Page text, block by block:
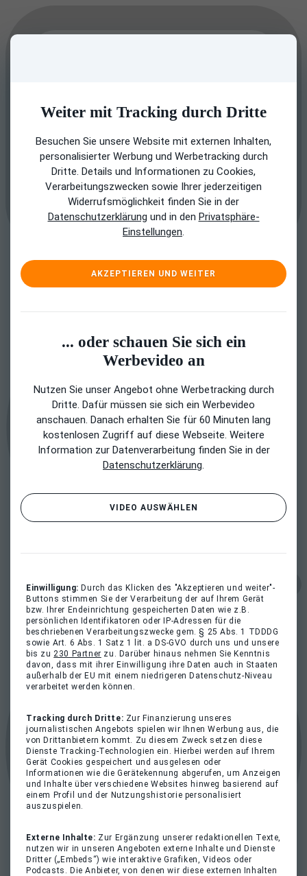
Weiter mit Tracking durch Dritte
Besuchen Sie unsere Website mit externen Inhalten,
personalisierter Werbung und Werbetracking durch
Dritte. Details und Informationen zu Cookies,
Verarbeitungszwecken sowie Ihrer jederzeitigen
Widerrufsmöglichkeit finden Sie in der
Datenschutzerklärung und in den Privatsphäre-
Einstellungen.
AKZEPTIEREN UND WEITER
... oder schauen Sie sich ein
Werbevideo an
Nutzen Sie unser Angebot ohne Werbetracking durch
Dritte. Dafür müssen sie sich ein Werbevideo
anschauen. Danach erhalten Sie für 60 Minuten lang
kostenlosen Zugriff auf diese Webseite. Weitere
Information zur Datenverarbeitung finden Sie in der
Datenschutzerklärung.
VIDEO AUSWÄHLEN
Einwilligung: Durch das Klicken des "Akzeptieren und weiter"-
Buttons stimmen Sie der Verarbeitung der auf Ihrem Gerät
bzw. Ihrer Endeinrichtung gespeicherten Daten wie z.B.
persönlichen Identifikatoren oder IP-Adressen für die
beschriebenen Verarbeitungszwecke gem. § 25 Abs. 1 TDDDG
sowie Art. 6 Abs. 1 Satz 1 lit. a DS-GVO durch uns und unsere
bis zu230 Partner zu. Darüber hinaus nehmen Sie Kenntnis
davon, dass mit ihrer Einwilligung ihre Daten auch in Staaten
außerhalb der EU mit einem niedrigeren Datenschutz-Niveau
verarbeitet werden können.
Tracking durch Dritte: Zur Finanzierung unseres
journalistischen Angebots spielen wir Ihnen Werbung aus, die
von Drittanbietern kommt. Zu diesem Zweck setzen diese
Dienste Tracking-Technologien ein. Hierbei werden auf Ihrem
Gerät Cookies gespeichert und ausgelesen oder
Informationen wie die Gerätekennung abgerufen, um Anzeigen
und Inhalte über verschiedene Websites hinweg basierend auf
einem Profil und der Nutzungshistorie personalisiert
auszuspielen.
Externe Inhalte: Zur Ergänzung unserer redaktionellen Texte,
nutzen wir in unseren Angeboten externe Inhalte und Dienste
Dritter („Embeds“) wie interaktive Grafiken, Videos oder
Podcasts. Die Anbieter, von denen wir diese externen Inhalten